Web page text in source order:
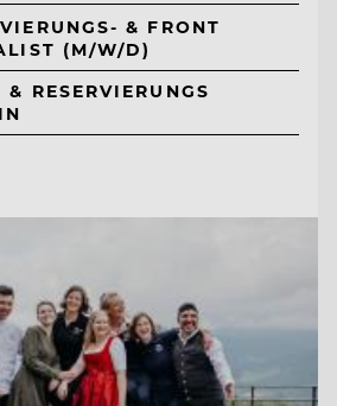
& FRONT
(M/W/D)
RESERVIERUNGS